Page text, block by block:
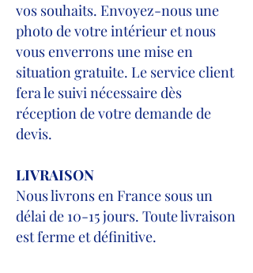
vos souhaits. Envoyez-nous une
photo de votre intérieur et nous
vous enverrons une mise en
situation gratuite. Le service client
fera le suivi nécessaire dès
réception de votre demande de
devis.
LIVRAISON
Nous livrons en France sous un
délai de 10-15 jours. Toute livraison
est ferme et définitive.